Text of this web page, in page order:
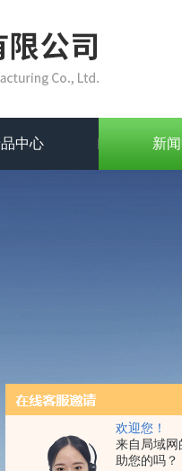
欢迎您！
来自局域网
助您的吗？
中心 新